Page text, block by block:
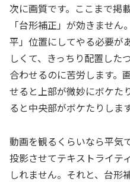
次に画質です。ここまで掲
「台形補正」が効きませ
平」位置にしてやる必要が
しくて、きっちり配置した
合わせるのに苦労します。
せると上部が微妙にボケた
ると中央部がボケたりします
動画を観るくらいなら平気
投影させてテキストライテ
しれません。それと、台形